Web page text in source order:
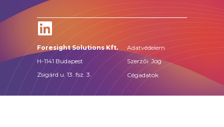
Foresight Solutions Kft.
H-1141 Budapest
Zsigárd u. 13. fsz. 3.
Adatvédelem
Szerzői Jog
Cégadatok